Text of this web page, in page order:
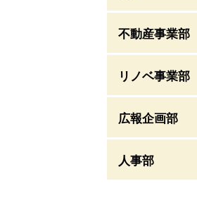
不動産事業部
リノベ事業部
広報企画部
人事部